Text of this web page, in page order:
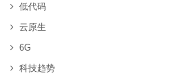
低代码
云原生
6G
科技趋势